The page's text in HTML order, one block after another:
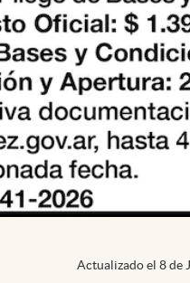
Actualizado el 8 de